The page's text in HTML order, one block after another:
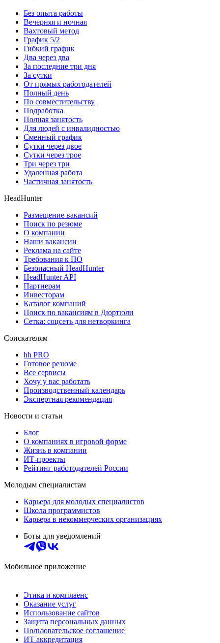
Без опыта работы
Вечерняя и ночная
Вахтовый метод
График 5/2
Гибкий график
Два через два
За последние три дня
За сутки
От прямых работодателей
Полный день
По совместительству
Подработка
Полная занятость
Для людей с инвалидностью
Сменный график
Сутки через двое
Сутки через трое
Три через три
Удаленная работа
Частичная занятость
HeadHunter
Размещение вакансий
Поиск по резюме
О компании
Наши вакансии
Реклама на сайте
Требования к ПО
Безопасный HeadHunter
HeadHunter API
Партнерам
Инвесторам
Каталог компаний
Поиск по вакансиям в Дюртюли
Сетка: соцсеть для нетворкинга
Соискателям
hh PRO
Готовое резюме
Все сервисы
Хочу у вас работать
Производственный календарь
Экспертная рекомендация
Новости и статьи
Блог
О компаниях в игровой форме
Жизнь в компании
ИТ-проекты
Рейтинг работодателей России
Молодым специалистам
Карьера для молодых специалистов
Школа программистов
Карьера в некоммерческих организациях
Боты для уведомлений
Мобильное приложение
Этика и комплаенс
Оказание услуг
Использование сайтов
Защита персональных данных
Пользовательское соглашение
ИТ аккредитация